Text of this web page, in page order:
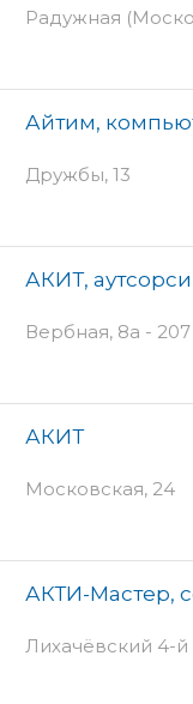
Радужная
Айтим,
Дружбы, 13
АКИТ,
Вербная, 8а -
АКИТ
Московская, 24
АКТИ-Мастер,
Лихачёвский 4-й